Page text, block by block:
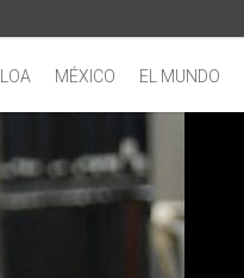
MÉXICO EL MUNDO